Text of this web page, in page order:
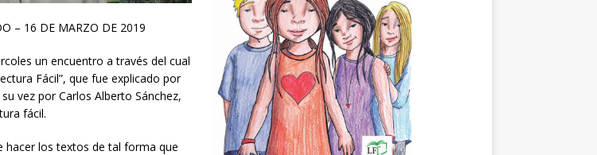
– 16 DE MARZO DE 2019
un encuentro a través del cual
Fácil”, que fue explicado por
vez por Carlos Alberto Sánchez,
fácil.
hacer los textos de tal forma que